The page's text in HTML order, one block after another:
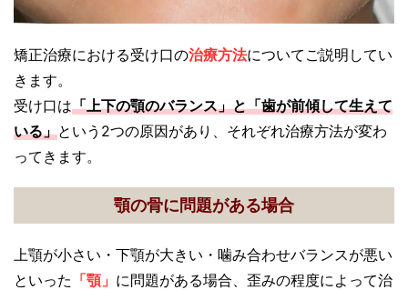
矯正治療における受け口の治療方法についてご説明してい
きます。
受け口は「上下の顎のバランス」と「歯が前傾して生えて
いる」という2つの原因があり、それぞれ治療方法が変わ
ってきます。
顎の骨に問題がある場合
上顎が小さい・下顎が大きい・噛み合わせバランスが悪い
といった 「顎」 に問題がある場合、歪みの程度によって治